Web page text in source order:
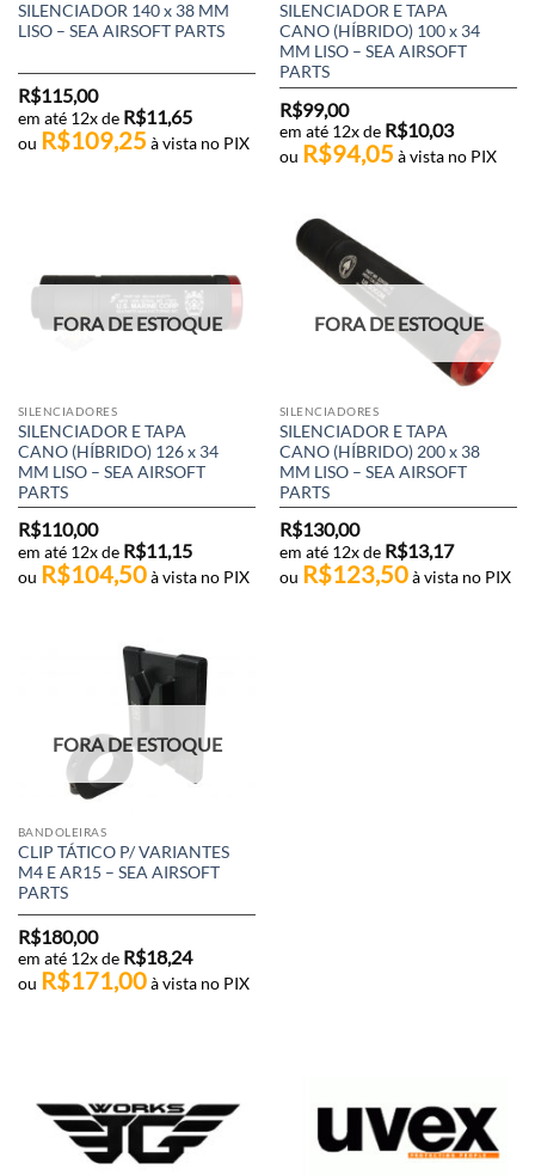
SILENCIADOR 140 x 38 MM
LISO – SEA AIRSOFT PARTS
R$115,00
em até 12x de R$11,65
ou R$109,25 à vista no PIX
SILENCIADOR E TAPA
CANO (HÍBRIDO) 100 x 34
MM LISO – SEA AIRSOFT
PARTS
R$99,00
em até 12x de R$10,03
ou R$94,05 à vista no PIX
FORA DE ESTOQUE
SILENCIADORES
SILENCIADOR E TAPA
CANO (HÍBRIDO) 126 x 34
MM LISO – SEA AIRSOFT
PARTS
R$110,00
em até 12x de R$11,15
ou R$104,50 à vista no PIX
FORA DE ESTOQUE
SILENCIADORES
SILENCIADOR E TAPA
CANO (HÍBRIDO) 200 x 38
MM LISO – SEA AIRSOFT
PARTS
R$130,00
em até 12x de R$13,17
ou R$123,50 à vista no PIX
FORA DE ESTOQUE
BANDOLEIRAS
CLIP TÁTICO P/ VARIANTES
M4 E AR15 – SEA AIRSOFT
PARTS
R$180,00
em até 12x de R$18,24
ou R$171,00 à vista no PIX